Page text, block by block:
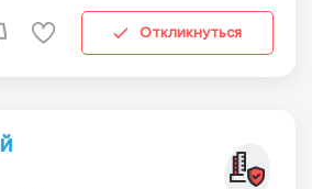
Откликнуться